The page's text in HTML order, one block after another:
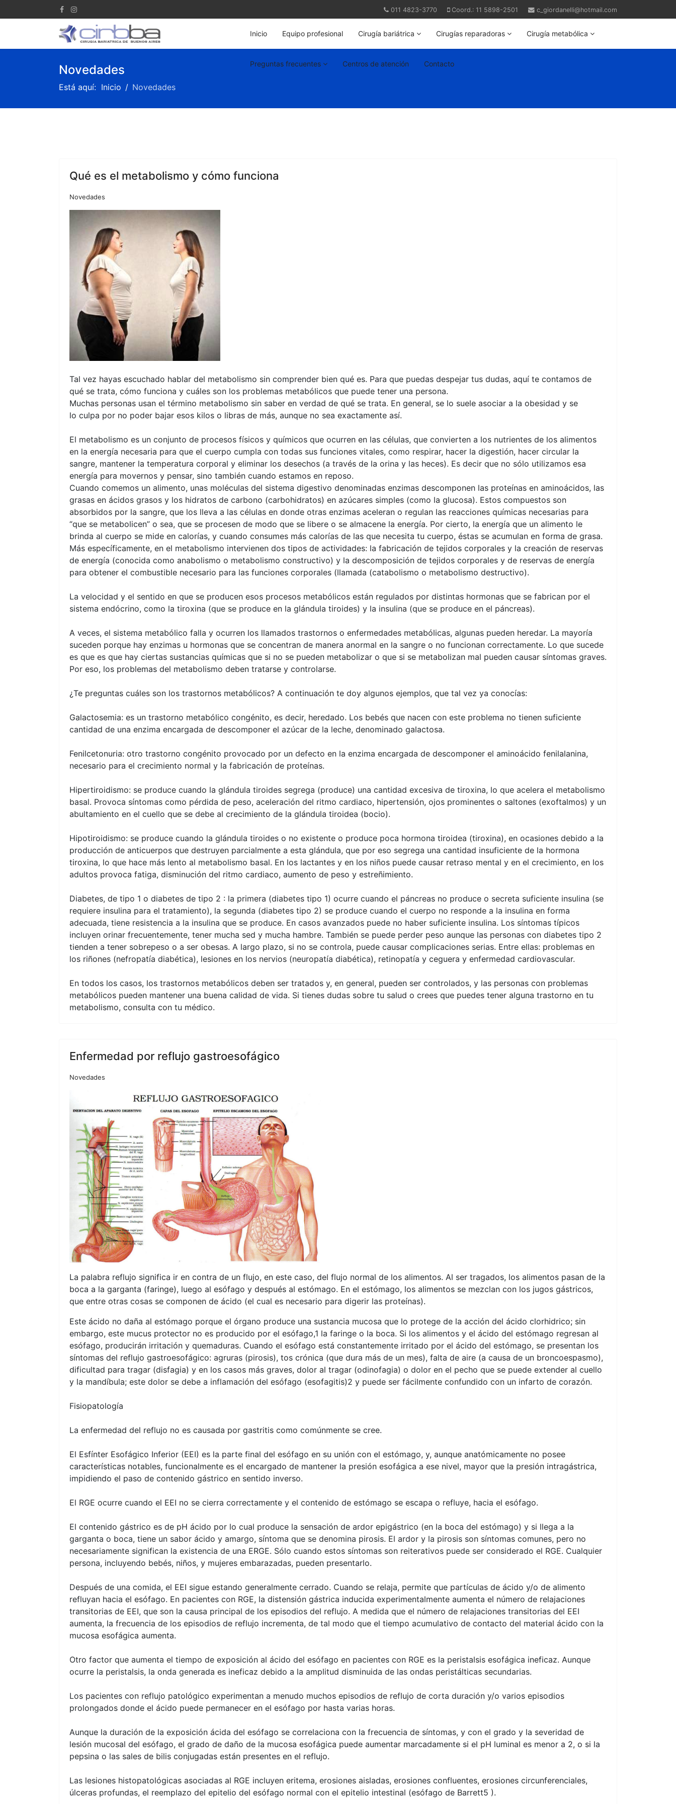
011 4823-3770 Coord.: 11 5898-2501 c_giordanelli@hotmail.com
Inicio Equipo profesional Cirugía bariátrica Cirugías reparadoras Cirugía metabólica
Preguntas frecuentes Centros de atención Contacto
Novedades
Está aquí: Inicio Novedades
Qué es el metabolismo y cómo funciona
Novedades
Tal vez hayas escuchado hablar del metabolismo sin comprender bien qué es. Para que puedas despejar tus dudas, aquí te contamos de
qué se trata, cómo funciona y cuáles son los problemas metabólicos que puede tener una persona.
Muchas personas usan el término metabolismo sin saber en verdad de qué se trata. En general, se lo suele asociar a la obesidad y se
lo culpa por no poder bajar esos kilos o libras de más, aunque no sea exactamente así.
El metabolismo es un conjunto de procesos físicos y químicos que ocurren en las células, que convierten a los nutrientes de los alimentos
en la energía necesaria para que el cuerpo cumpla con todas sus funciones vitales, como respirar, hacer la digestión, hacer circular la
sangre, mantener la temperatura corporal y eliminar los desechos (a través de la orina y las heces). Es decir que no sólo utilizamos esa
energía para movernos y pensar, sino también cuando estamos en reposo.
Cuando comemos un alimento, unas moléculas del sistema digestivo denominadas enzimas descomponen las proteínas en aminoácidos, las
grasas en ácidos grasos y los hidratos de carbono (carbohidratos) en azúcares simples (como la glucosa). Estos compuestos son
absorbidos por la sangre, que los lleva a las células en donde otras enzimas aceleran o regulan las reacciones químicas necesarias para
“que se metabolicen” o sea, que se procesen de modo que se libere o se almacene la energía. Por cierto, la energía que un alimento le
brinda al cuerpo se mide en calorías, y cuando consumes más calorías de las que necesita tu cuerpo, éstas se acumulan en forma de grasa.
Más específicamente, en el metabolismo intervienen dos tipos de actividades: la fabricación de tejidos corporales y la creación de reservas
de energía (conocida como anabolismo o metabolismo constructivo) y la descomposición de tejidos corporales y de reservas de energía
para obtener el combustible necesario para las funciones corporales (llamada (catabolismo o metabolismo destructivo).
La velocidad y el sentido en que se producen esos procesos metabólicos están regulados por distintas hormonas que se fabrican por el
sistema endócrino, como la tiroxina (que se produce en la glándula tiroides) y la insulina (que se produce en el páncreas).
A veces, el sistema metabólico falla y ocurren los llamados trastornos o enfermedades metabólicas, algunas pueden heredar. La mayoría
suceden porque hay enzimas u hormonas que se concentran de manera anormal en la sangre o no funcionan correctamente. Lo que sucede
es que es que hay ciertas sustancias químicas que si no se pueden metabolizar o que si se metabolizan mal pueden causar síntomas graves.
Por eso, los problemas del metabolismo deben tratarse y controlarse.
¿Te preguntas cuáles son los trastornos metabólicos? A continuación te doy algunos ejemplos, que tal vez ya conocías:
Galactosemia: es un trastorno metabólico congénito, es decir, heredado. Los bebés que nacen con este problema no tienen suficiente
cantidad de una enzima encargada de descomponer el azúcar de la leche, denominado galactosa.
Fenilcetonuria: otro trastorno congénito provocado por un defecto en la enzima encargada de descomponer el aminoácido fenilalanina,
necesario para el crecimiento normal y la fabricación de proteínas.
Hipertiroidismo: se produce cuando la glándula tiroides segrega (produce) una cantidad excesiva de tiroxina, lo que acelera el metabolismo
basal. Provoca síntomas como pérdida de peso, aceleración del ritmo cardiaco, hipertensión, ojos prominentes o saltones (exoftalmos) y un
abultamiento en el cuello que se debe al crecimiento de la glándula tiroidea (bocio).
Hipotiroidismo: se produce cuando la glándula tiroides o no existente o produce poca hormona tiroidea (tiroxina), en ocasiones debido a la
producción de anticuerpos que destruyen parcialmente a esta glándula, que por eso segrega una cantidad insuficiente de la hormona
tiroxina, lo que hace más lento al metabolismo basal. En los lactantes y en los niños puede causar retraso mental y en el crecimiento, en los
adultos provoca fatiga, disminución del ritmo cardiaco, aumento de peso y estreñimiento.
Diabetes, de tipo 1 o diabetes de tipo 2 : la primera (diabetes tipo 1) ocurre cuando el páncreas no produce o secreta suficiente insulina (se
requiere insulina para el tratamiento), la segunda (diabetes tipo 2) se produce cuando el cuerpo no responde a la insulina en forma
adecuada, tiene resistencia a la insulina que se produce. En casos avanzados puede no haber suficiente insulina. Los síntomas típicos
incluyen orinar frecuentemente, tener mucha sed y mucha hambre. También se puede perder peso aunque las personas con diabetes tipo 2
tienden a tener sobrepeso o a ser obesas. A largo plazo, si no se controla, puede causar complicaciones serias. Entre ellas: problemas en
los riñones (nefropatía diabética), lesiones en los nervios (neuropatía diabética), retinopatía y ceguera y enfermedad cardiovascular.
En todos los casos, los trastornos metabólicos deben ser tratados y, en general, pueden ser controlados, y las personas con problemas
metabólicos pueden mantener una buena calidad de vida. Si tienes dudas sobre tu salud o crees que puedes tener alguna trastorno en tu
metabolismo, consulta con tu médico.
Enfermedad por reflujo gastroesofágico
Novedades
La palabra reflujo significa ir en contra de un flujo, en este caso, del flujo normal de los alimentos. Al ser tragados, los alimentos pasan de la
boca a la garganta (faringe), luego al esófago y después al estómago. En el estómago, los alimentos se mezclan con los jugos gástricos,
que entre otras cosas se componen de ácido (el cual es necesario para digerir las proteínas).
Este ácido no daña al estómago porque el órgano produce una sustancia mucosa que lo protege de la acción del ácido clorhidrico; sin
embargo, este mucus protector no es producido por el esófago,1 la faringe o la boca. Si los alimentos y el ácido del estómago regresan al
esófago, producirán irritación y quemaduras. Cuando el esófago está constantemente irritado por el ácido del estómago, se presentan los
síntomas del reflujo gastroesofágico: agruras (pirosis), tos crónica (que dura más de un mes), falta de aire (a causa de un broncoespasmo),
dificultad para tragar (disfagia) y en los casos más graves, dolor al tragar (odinofagia) o dolor en el pecho que se puede extender al cuello
y la mandíbula; este dolor se debe a inflamación del esófago (esofagitis)2 y puede ser fácilmente confundido con un infarto de corazón.
Fisiopatología
La enfermedad del reflujo no es causada por gastritis como comúnmente se cree.
El Esfínter Esofágico Inferior (EEI) es la parte final del esófago en su unión con el estómago, y, aunque anatómicamente no posee
características notables, funcionalmente es el encargado de mantener la presión esofágica a ese nivel, mayor que la presión intragástrica,
impidiendo el paso de contenido gástrico en sentido inverso.
El RGE ocurre cuando el EEI no se cierra correctamente y el contenido de estómago se escapa o refluye, hacia el esófago.
El contenido gástrico es de pH ácido por lo cual produce la sensación de ardor epigástrico (en la boca del estómago) y si llega a la
garganta o boca, tiene un sabor ácido y amargo, síntoma que se denomina pirosis. El ardor y la pirosis son síntomas comunes, pero no
necesariamente significan la existencia de una ERGE. Sólo cuando estos síntomas son reiterativos puede ser considerado el RGE. Cualquier
persona, incluyendo bebés, niños, y mujeres embarazadas, pueden presentarlo.
Después de una comida, el EEI sigue estando generalmente cerrado. Cuando se relaja, permite que partículas de ácido y/o de alimento
refluyan hacia el esófago. En pacientes con RGE, la distensión gástrica inducida experimentalmente aumenta el número de relajaciones
transitorias de EEI, que son la causa principal de los episodios del reflujo. A medida que el número de relajaciones transitorias del EEI
aumenta, la frecuencia de los episodios de reflujo incrementa, de tal modo que el tiempo acumulativo de contacto del material ácido con la
mucosa esofágica aumenta.
Otro factor que aumenta el tiempo de exposición al ácido del esófago en pacientes con RGE es la peristalsis esofágica ineficaz. Aunque
ocurre la peristalsis, la onda generada es ineficaz debido a la amplitud disminuida de las ondas peristálticas secundarias.
Los pacientes con reflujo patológico experimentan a menudo muchos episodios de reflujo de corta duración y/o varios episodios
prolongados donde el ácido puede permanecer en el esófago por hasta varias horas.
Aunque la duración de la exposición ácida del esófago se correlaciona con la frecuencia de síntomas, y con el grado y la severidad de
lesión mucosal del esófago, el grado de daño de la mucosa esofágica puede aumentar marcadamente si el pH luminal es menor a 2, o si la
pepsina o las sales de bilis conjugadas están presentes en el reflujo.
Las lesiones histopatológicas asociadas al RGE incluyen eritema, erosiones aisladas, erosiones confluentes, erosiones circunferenciales,
úlceras profundas, el reemplazo del epitelio del esófago normal con el epitelio intestinal (esófago de Barrett5 ).